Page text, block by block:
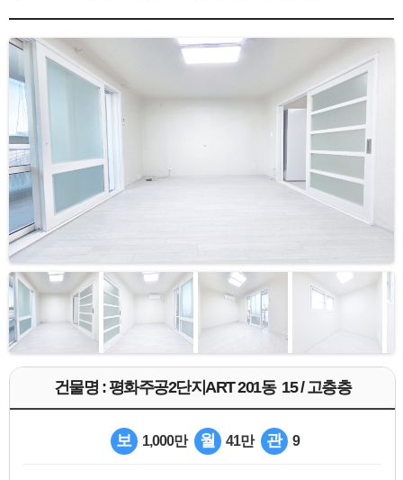
건물명 : 평화주공2단지ART 201동 15 / 고층층
보 1,000만 월 41만 관 9